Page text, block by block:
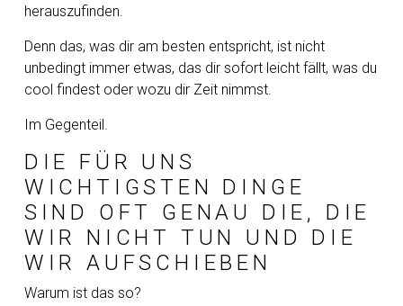
herauszufinden.
Denn das, was dir am besten entspricht, ist nicht
unbedingt immer etwas, das dir sofort leicht fällt, was du
cool findest oder wozu dir Zeit nimmst.
Im Gegenteil.
DIE FÜR UNS
WICHTIGSTEN DINGE
SIND OFT GENAU DIE, DIE
WIR NICHT TUN UND DIE
WIR AUFSCHIEBEN
Warum ist das so?